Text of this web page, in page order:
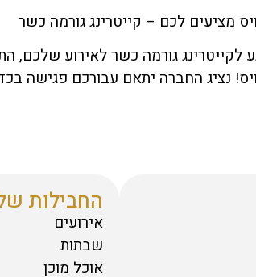
מציעים לכם – קייטרינג גורמה כשר
לקייטרינג גורמה כשר לאירוע
נציג החברה יתאם עבורכם פגישה
החבילות
אירועים
שבתות
אוכל מוכן